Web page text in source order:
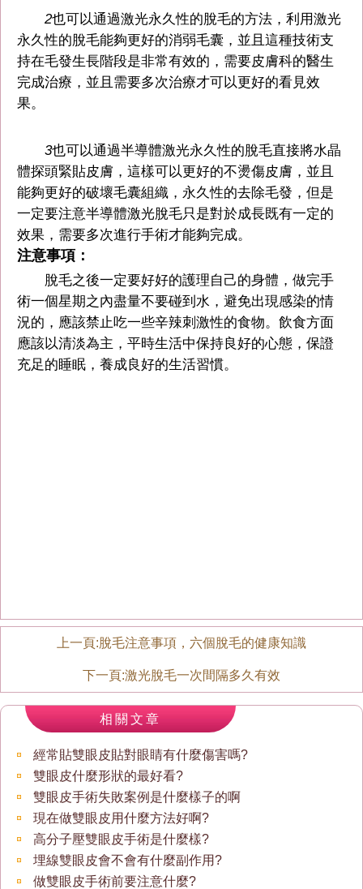
2也可以通過激光永久性的脫毛的方法，利用激光
永久性的脫毛能夠更好的消弱毛囊，並且這種技術支
持在毛發生長階段是非常有效的，需要皮膚科的醫生
完成治療，並且需要多次治療才可以更好的看見效
果。
3也可以通過半導體激光永久性的脫毛直接將水晶
體探頭緊貼皮膚，這樣可以更好的不燙傷皮膚，並且
能夠更好的破壞毛囊組織，永久性的去除毛發，但是
一定要注意半導體激光脫毛只是對於成長既有一定的
效果，需要多次進行手術才能夠完成。
注意事項：
脫毛之後一定要好好的護理自己的身體，做完手
術一個星期之內盡量不要碰到水，避免出現感染的情
況的，應該禁止吃一些辛辣刺激性的食物。飲食方面
應該以清淡為主，平時生活中保持良好的心態，保證
充足的睡眠，養成良好的生活習慣。
上一頁:脫毛注意事項，六個脫毛的健康知識
下一頁:激光脫毛一次間隔多久有效
相關文章
經常貼雙眼皮貼對眼睛有什麼傷害嗎?
雙眼皮什麼形狀的最好看?
雙眼皮手術失敗案例是什麼樣子的啊
現在做雙眼皮用什麼方法好啊?
高分子壓雙眼皮手術是什麼樣?
埋線雙眼皮會不會有什麼副作用?
做雙眼皮手術前要注意什麼?